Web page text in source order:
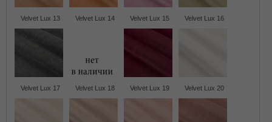
Velvet Lux 13 Velvet Lux 14 Velvet Lux 15 Velvet Lux 16
Velvet Lux 17 Velvet Lux 18 Velvet Lux 19 Velvet Lux 20